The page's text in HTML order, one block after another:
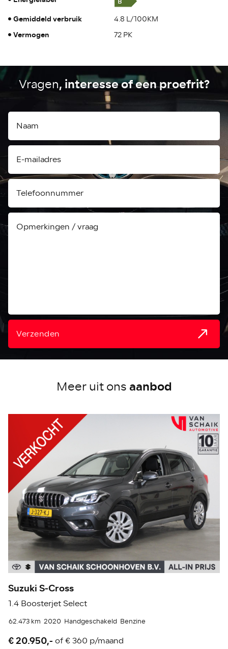
Gemiddeld verbruik
4.8 L/100KM
Vermogen 72 PK
Vragen, interesse of een proefrit?
Verzenden
Meer uit ons aanbod
Suzuki S-Cross
1.4 Boosterjet Select
62.473 km 2020 Handgeschakeld Benzine
€ 20.950,- of€ 360 p/maand